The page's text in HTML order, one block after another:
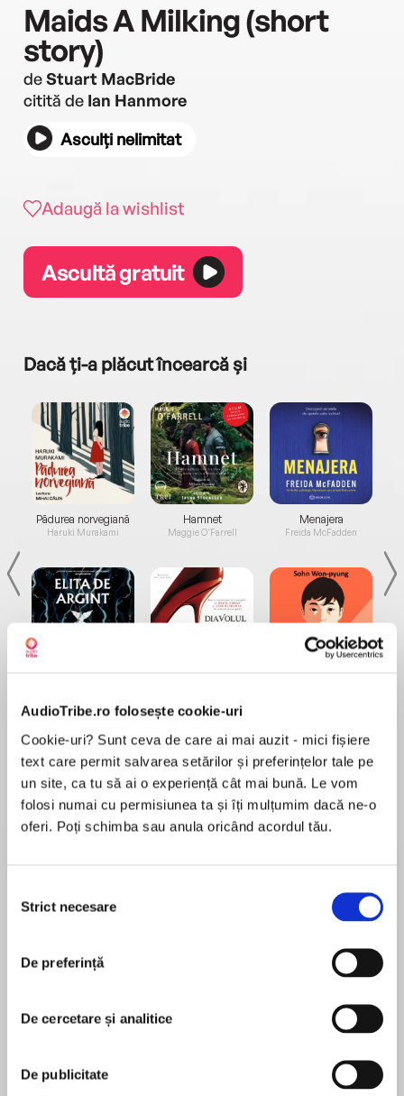
AudioTribe.ro folosește cookie-uri
Cookie-uri? Sunt ceva de care ai mai auzit - mici fișiere
text care permit salvarea setărilor și preferințelor tale pe
un site, ca tu să ai o experiență cât mai bună. Le vom
folosi numai cu permisiunea ta și îți mulțumim dacă ne-o
oferi. Poți schimba sau anula oricând acordul tău.
consimțământului
Strict necesare
De preferință
De cercetare și analitice
De publicitate
Maids A Milking (short
story)
deStuart MacBride
citită de Ian Hanmore
Asculți nelimitat
Adaugă la wishlist
Ascultă gratuit
Dacă ți-a plăcut încearcă și
Pădurea norvegiană
Haruki Murakami
Hamnet
Maggie O'Farrell
Menajera
Freida McFadden
Desprecarte
Eighth story in a collection of interlinked tales of
Brian’s about to discover that life as a drug
come to wish he’d never taken advantage of
În acest moment nu există recenzii